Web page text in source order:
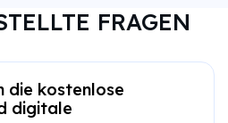
FRAGEN
die kostenlose
digitale